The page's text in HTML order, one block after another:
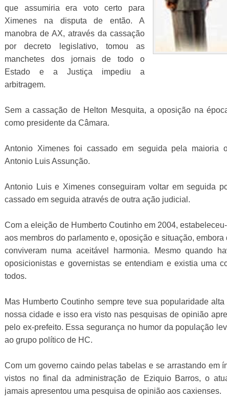
que assumiria era voto certo para
Ximenes na disputa de então. A
manobra de AX, através da cassação
por decreto legislativo, tomou as
manchetes dos jornais de todo o
Estado e a Justiça impediu a
arbitragem.
Sem a cassação de Helton Mesquita, a oposição na
como presidente da Câmara.
Antonio Ximenes foi cassado em seguida pela maioria
Antonio Luis Assunção.
Antonio Luis e Ximenes conseguiram voltar em seguida
cassado em seguida através de outra ação judicial.
Com a eleição de Humberto Coutinho em 2004,
aos membros do parlamento e, oposição e situação,
conviveram numa aceitável harmonia. Mesmo quando
oposicionistas e governistas se entendiam e existia uma
todos.
Mas Humberto Coutinho sempre teve sua popularidade
nossa cidade e isso era visto nas pesquisas de opinião
pelo ex-prefeito. Essa segurança no humor da população
ao grupo político de HC.
Com um governo caindo pelas tabelas e se arrastando em
vistos no final da administração de Eziquio Barros, o
jamais apresentou uma pesquisa de opinião aos caxienses.